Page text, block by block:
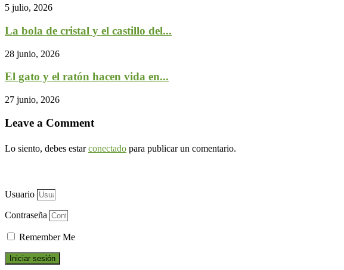
5 julio, 2026
La bola de cristal y el castillo del...
28 junio, 2026
El gato y el ratón hacen vida en...
27 junio, 2026
Leave a Comment
Lo siento, debes estarconectado para publicar un comentario.
Usuario
Contraseña
Remember Me
Iniciar sesión